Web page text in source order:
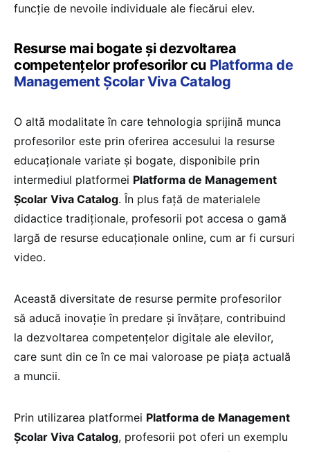
funcție de nevoile individuale ale fiecărui elev.
Resurse mai bogate și dezvoltarea
competențelor profesorilor cu Platforma de
Management Școlar Viva Catalog
O altă modalitate în care tehnologia sprijină munca
profesorilor este prin oferirea accesului la resurse
educaționale variate și bogate, disponibile prin
intermediul platformei Platforma de Management
Școlar Viva Catalog. În plus față de materialele
didactice tradiționale, profesorii pot accesa o gamă
largă de resurse educaționale online, cum ar fi cursuri
video.
Această diversitate de resurse permite profesorilor
să aducă inovație în predare și învățare, contribuind
la dezvoltarea competențelor digitale ale elevilor,
care sunt din ce în ce mai valoroase pe piața actuală
a muncii.
Prin utilizarea platformei Platforma de Management
Școlar Viva Catalog, profesorii pot oferi un exemplu